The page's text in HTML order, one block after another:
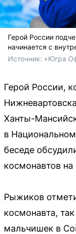
Герой России
начинается с
Источник: «Югра
Герой России,
Ханты-
в
беседе
космонавтов на
Рыжиков
космонавта,
мальчишек в